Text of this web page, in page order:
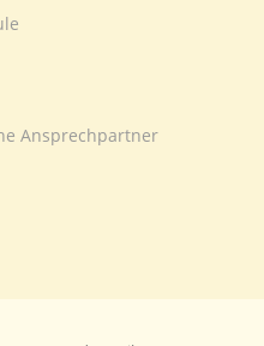
Ansprechpartner